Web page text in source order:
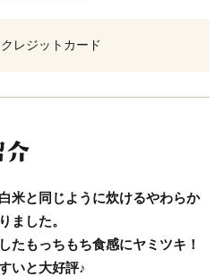
クレジットカード
米と同じように炊けるやわらか
ました。
たもっちもち食感にヤミツキ！
いと大好評♪